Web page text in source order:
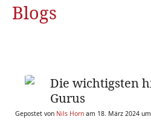
Blogs
Die wichtigsten
Gurus
Gepostet von Nils Horn am 18. März 2024